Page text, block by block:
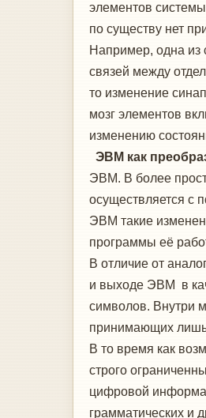
элементов
по существу нет
Например, одна из
связей между
то изменение
мозг элементов
изменению
ЭВМ как
ЭВМ. В более
осуществляется с
ЭВМ такие
программы её
В отличие от
и выходе ЭВМ в
символов. Внутри
принимающих лишь
В то время как
строго
цифровой
грамматических и